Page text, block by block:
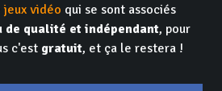
jeux vidéo qui se sont associés
de qualité et indépendant, pour
c'est gratuit, et ça le restera !